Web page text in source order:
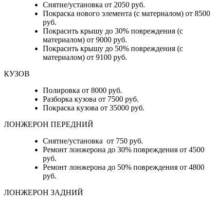
Снятие/установка от 2050 руб.
Покраска нового элемента (с материалом) от 8500
руб.
Покрасить крышу до 30% повреждения (с
материалом) от 9000 руб.
Покрасить крышу до 50% повреждения (с
материалом) от 9100 руб.
КУЗОВ
Полировка от 8000 руб.
Разборка кузова от 7500 руб.
Покраска кузова от 35000 руб.
ЛОНЖЕРОН ПЕРЕДНИЙ
Снятие/установка от 750 руб.
Ремонт лонжерона до 30% повреждения от 4500
руб.
Ремонт лонжерона до 50% повреждения от 4800
руб.
ЛОНЖЕРОН ЗАДНИЙ